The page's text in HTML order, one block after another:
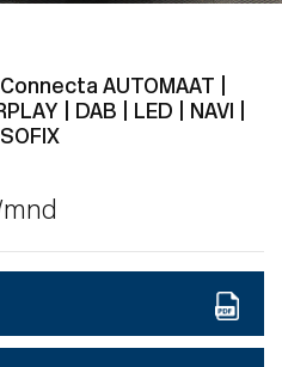
AUTOMAAT |
| DAB | LED | NAVI |